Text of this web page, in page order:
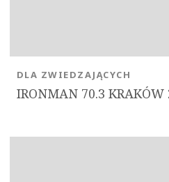
IRONMAN 70.3
DLA ZWIEDZAJĄCYCH